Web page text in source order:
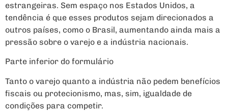
estrangeiras. Sem espaço nos Estados Unidos, a
tendência é que esses produtos sejam direcionados a
outros países, como o Brasil, aumentando ainda mais a
pressão sobre o varejo e a indústria nacionais.
Parte inferior do formulário
Tanto o varejo quanto a indústria não pedem benefícios
fiscais ou protecionismo, mas, sim, igualdade de
condições para competir.